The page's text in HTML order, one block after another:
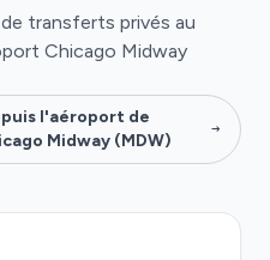
transferts privés au
Chicago Midway
l'aéroport de
Midway (MDW)